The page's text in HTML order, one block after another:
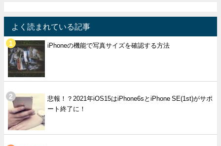
よく読まれている記事
iPhoneの機能で写真サイズを確認する方法
悲報！？2021年iOS15はiPhone6sとiPhone SE(1st)がサポ
ート終了に！